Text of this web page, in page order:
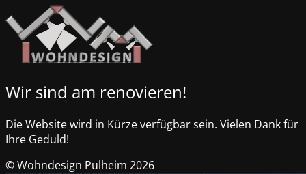
Wir sind am renovieren!
Die Website wird in Kürze verfügbar sein. Vielen Dank für
Ihre Geduld!
© Wohndesign Pulheim 2026